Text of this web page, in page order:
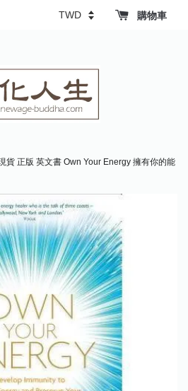
購物車
貨 正版 英文書 Own Your Energy 擁有你的能